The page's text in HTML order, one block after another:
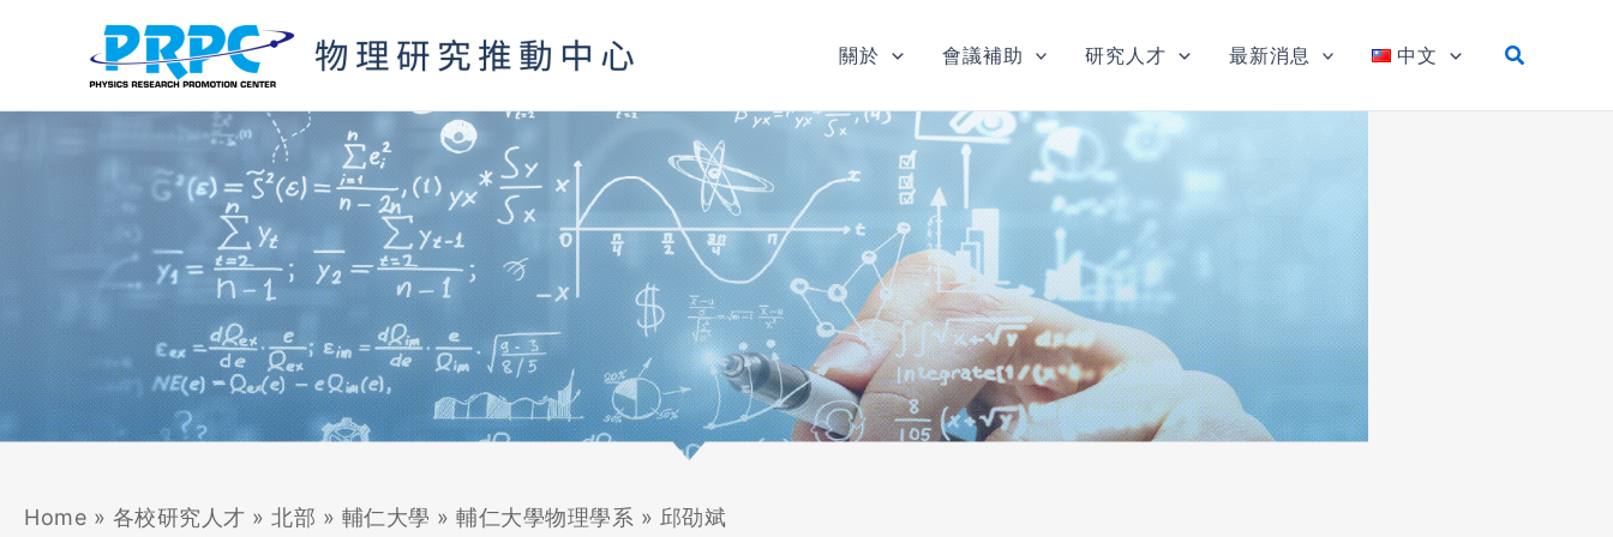
內
容
關於 會議補助 研究人才 最新消息 中文
Home » 各校研究人才 » 北部 » 輔仁大學 » 輔仁大學物理學系 » 邱劭斌